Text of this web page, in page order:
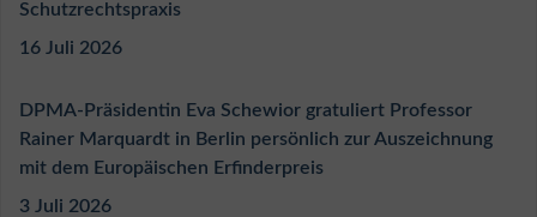
Schutzrechtspraxis
16 Juli 2026
DPMA-Präsidentin Eva Schewior gratuliert Professor
Rainer Marquardt in Berlin persönlich zur Auszeichnung
mit dem Europäischen Erfinderpreis
3 Juli 2026